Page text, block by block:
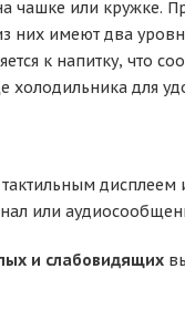
чашке или кружке.
имеют два
к напитку, что
для
тактильным
или
и слабовидящих